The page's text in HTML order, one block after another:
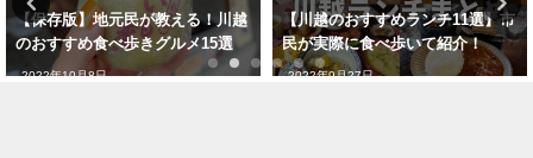
【川越のおすすめランチ11選】市
民が実際に食べ歩いて紹介！
2022年9月27日
【川越】全国旅行支援が10月11日
スタート！対象店舗はどこ？
2022年10月19日